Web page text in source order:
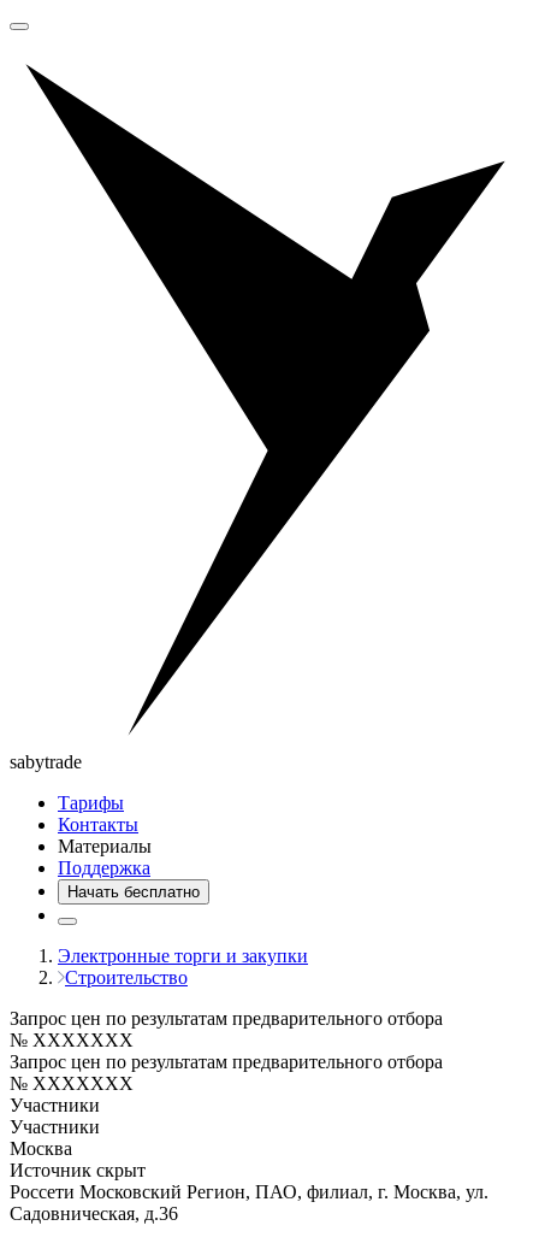
sabytrade
Тарифы
Контакты
Материалы
Поддержка
Начать бесплатно
Электронные торги и закупки
Строительство
Запрос цен по результатам предварительного отбора
№ XXXXXXX
Запрос цен по результатам предварительного отбора
№ XXXXXXX
Участники
Участники
Москва
Источник скрыт
Россети Московский Регион, ПАО, филиал, г. Москва, ул.
Садовническая, д.36